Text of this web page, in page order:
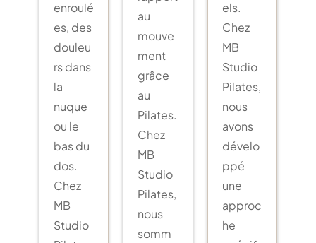
enroulé
es, des
douleu
rs dans
la
nuque
ou le
bas du
dos.
Chez
MB
Studio
au
mouve
ment
grâce
au
Pilates.
Chez
MB
Studio
Pilates,
nous
somm
els.
Chez
MB
Studio
Pilates,
nous
avons
dévelo
ppé
une
approc
he